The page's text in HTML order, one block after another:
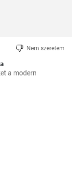
Nem szeretem
a modern